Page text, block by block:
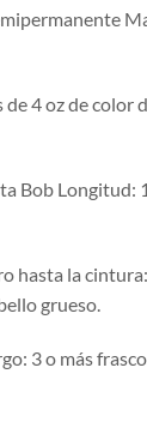
de 4 oz de color
Bob Longitud:
hasta la
grueso.
3 o más